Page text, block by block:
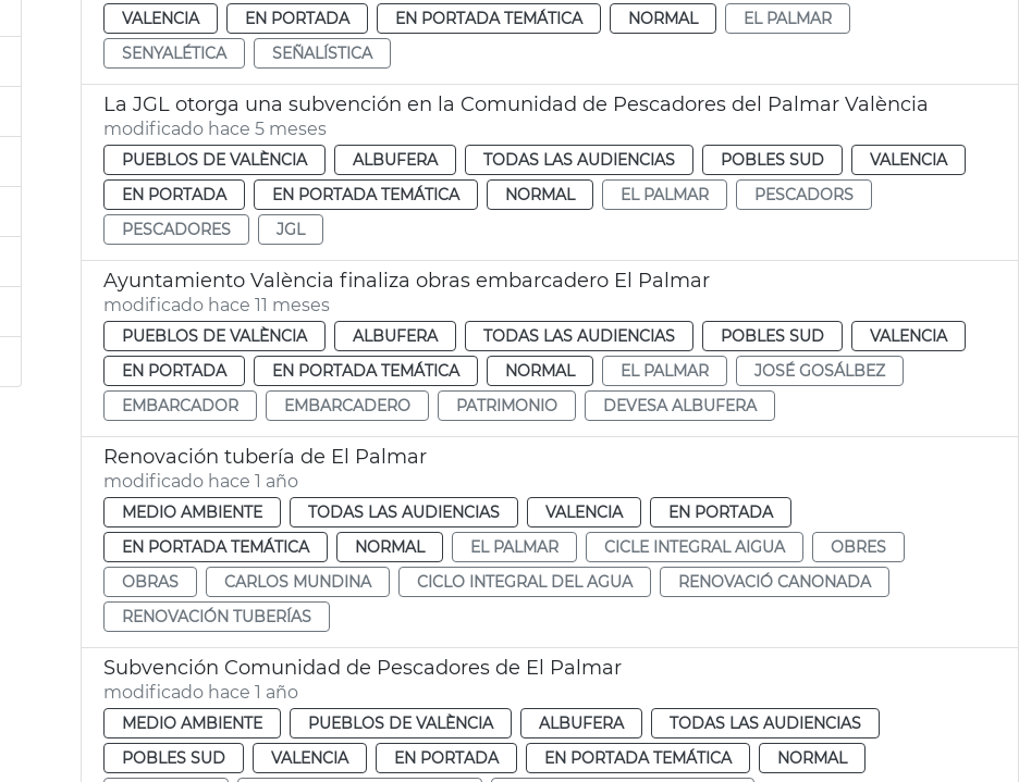
VALENCIA
EN PORTADA EN PORTADA TEMÁTICA NORMAL
EL PALMAR
SENYALÉTICA
SEÑALÍSTICA
La JGL otorga una subvención en la Comunidad de Pescadores del Palmar València
modificado hace 5 meses
PUEBLOS DE VALÈNCIA ALBUFERA TODAS LAS AUDIENCIAS POBLES SUD
VALENCIA
EN PORTADA
EN PORTADA TEMÁTICA NORMAL EL PALMAR
PESCADORS
PESCADORES
JGL
Ayuntamiento València finaliza obras embarcadero El Palmar
modificado hace 11 meses
PUEBLOS DE VALÈNCIA ALBUFERA TODAS LAS AUDIENCIAS POBLES SUD
VALENCIA
EN PORTADA
EN PORTADA TEMÁTICA NORMAL EL PALMAR
JOSÉ GOSÁLBEZ
EMBARCADOR
EMBARCADERO PATRIMONIO DEVESA ALBUFERA
Renovación tubería de El Palmar
modificado hace 1 año
MEDIO AMBIENTE TODAS LAS AUDIENCIAS VALENCIA
EN PORTADA
EN PORTADA TEMÁTICA
NORMAL EL PALMAR CICLE INTEGRAL AIGUA
OBRES
OBRAS
CARLOS MUNDINA CICLO INTEGRAL DEL AGUA
RENOVACIÓ CANONADA
RENOVACIÓN TUBERÍAS
Subvención Comunidad de Pescadores de El Palmar
modificado hace 1 año
MEDIO AMBIENTE PUEBLOS DE VALÈNCIA ALBUFERA
TODAS LAS AUDIENCIAS
POBLES SUD
VALENCIA EN PORTADA EN PORTADA TEMÁTICA
NORMAL